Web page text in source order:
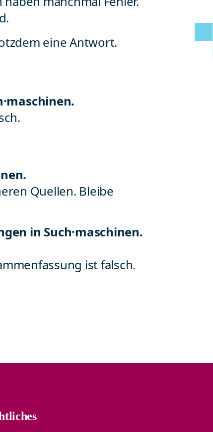
eine Antwort.
Quellen. Bleibe
in Such·maschinen.
ist falsch.